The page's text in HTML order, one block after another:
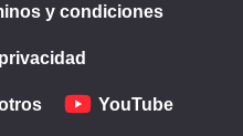
y condiciones
YouTube